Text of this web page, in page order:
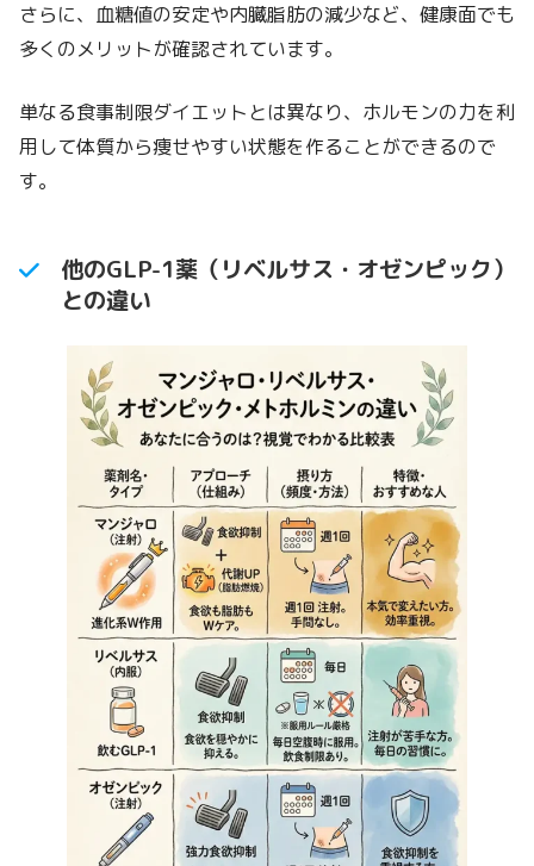
さらに、血糖値の安定や内臓脂肪の減少など、健康面でも
多くのメリットが確認されています。
単なる食事制限ダイエットとは異なり、ホルモンの力を利
用して体質から痩せやすい状態を作ることができるので
す。
他のGLP-1薬（リベルサス・オゼンピック）
との違い